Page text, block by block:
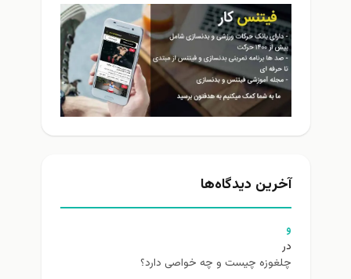
دیدگاه‌ها
چیست و چه خواصی دارد؟